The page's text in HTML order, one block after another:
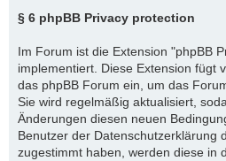
§ 6 phpBB Privacy protection
Im Forum ist die Extension "phpBB
implementiert. Diese Extension fügt
das phpBB Forum ein, um das
Sie wird regelmäßig aktualisiert,
Änderungen diesen neuen
Benutzer der Datenschutzerklärung
zugestimmt haben, werden diese in